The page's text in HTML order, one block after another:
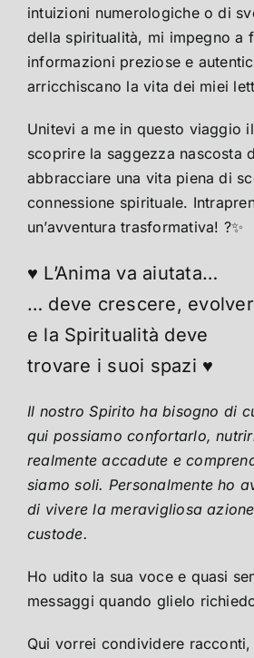
intuizioni numerologiche o di
della spiritualità, mi impegno a
informazioni preziose e
arricchiscano la vita dei miei
Unitevi a me in questo viaggio
scoprire la saggezza nascosta
abbracciare una vita piena di
connessione spirituale.
un’avventura trasformativa! ?✨
♥ L’Anima va aiutata…
… deve crescere,
e la Spiritualità deve
trovare i suoi spazi ♥
Il nostro Spirito ha bisogno di
qui possiamo confortarlo,
realmente accadute e
siamo soli. Personalmente ho
di vivere la meravigliosa azione
custode.
Ho udito la sua voce e quasi
messaggi quando glielo
Qui vorrei condividere racconti,